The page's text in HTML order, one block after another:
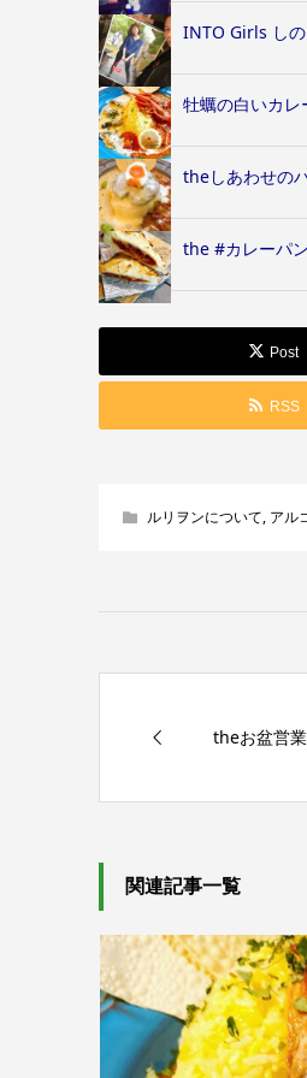
INTO Girls し
牡蠣の白いカレ
theしあわせの
the #カレーパン
Post
RSS
ルリヲンについて, アル
theお盆営業
関連記事一覧